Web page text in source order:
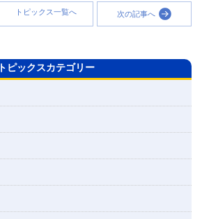
トピックス一覧へ 次の記事へ
トピックスカテゴリー